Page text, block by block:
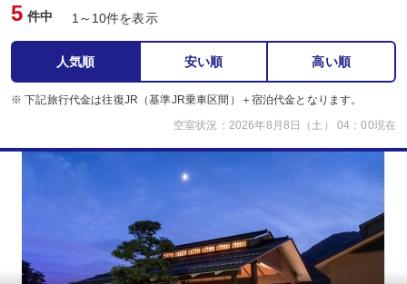
5 件中 1～10件を表示
人気順 安い順 高い順
※ 下記旅行代金は往復JR（基準JR乗車区間）＋宿泊代金となります。
空室状況：2026年8月8日（土） 04：00現在